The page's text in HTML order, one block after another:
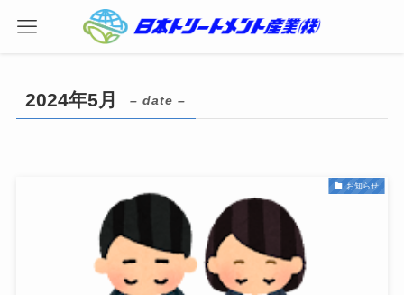
2024年5月 – date –
お知らせ